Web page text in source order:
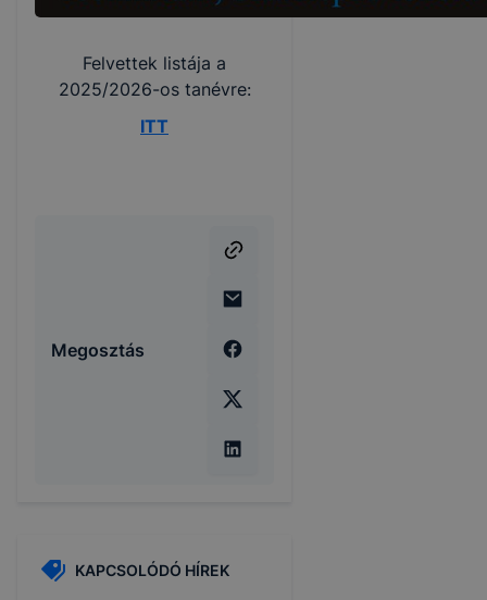
Felvettek listája a
2025/2026-os tanévre:
ITT
Megosztás
KAPCSOLÓDÓ HÍREK